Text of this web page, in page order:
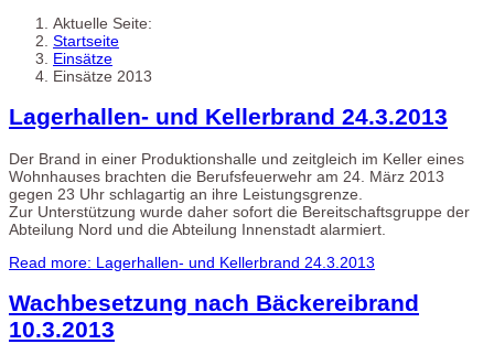
Aktuelle Seite:
Startseite
Einsätze
Einsätze 2013
Lagerhallen- und Kellerbrand 24.3.2013
Der Brand in einer Produktionshalle und zeitgleich im Keller eines
Wohnhauses brachten die Berufsfeuerwehr am 24. März 2013
gegen 23 Uhr schlagartig an ihre Leistungsgrenze.
Zur Unterstützung wurde daher sofort die Bereitschaftsgruppe der
Abteilung Nord und die Abteilung Innenstadt alarmiert.
Read more: Lagerhallen- und Kellerbrand 24.3.2013
Wachbesetzung nach Bäckereibrand
10.3.2013